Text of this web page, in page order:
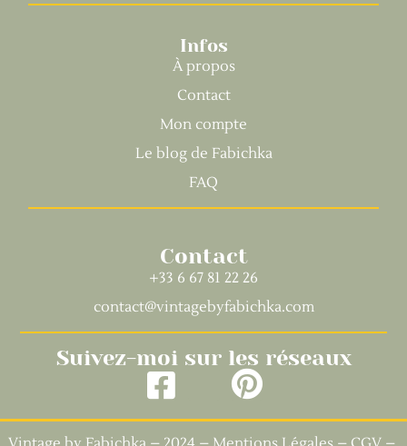
Infos
À propos
Contact
Mon compte
Le blog de Fabichka
FAQ
Contact
+33 6 67 81 22 26
contact@vintagebyfabichka.com
Suivez-moi sur les réseaux